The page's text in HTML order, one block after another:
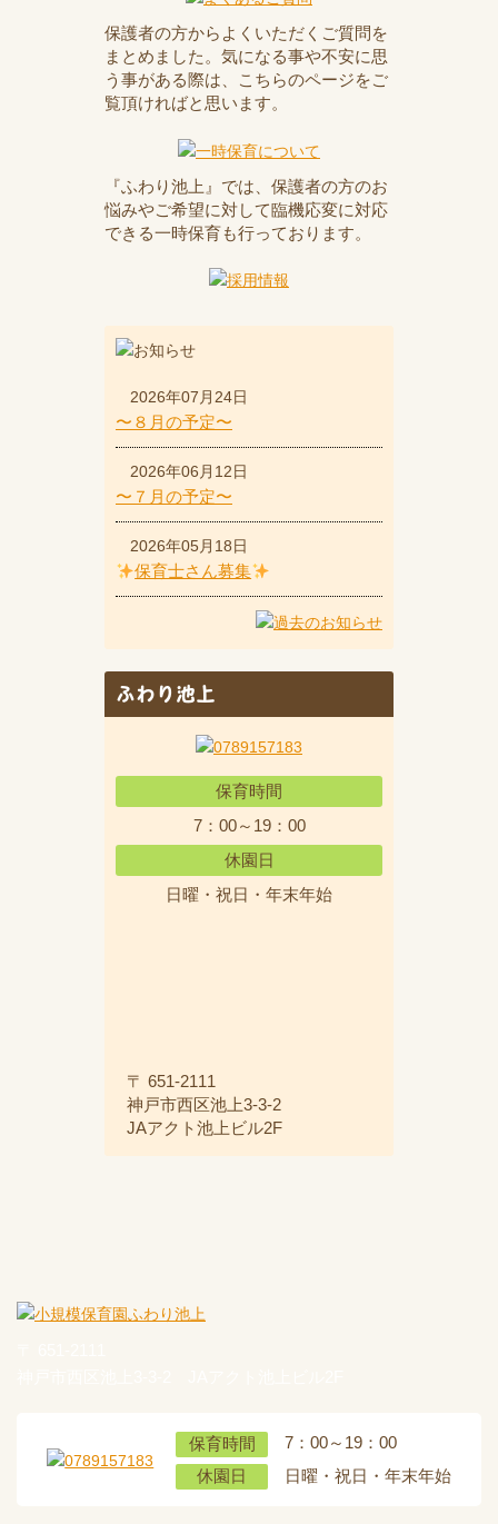
保護者の方からよくいただくご質問を
まとめました。気になる事や不安に思
う事がある際は、こちらのページをご
覧頂ければと思います。
『ふわり池上』では、保護者の方のお
悩みやご希望に対して臨機応変に対応
できる一時保育も行っております。
2026年07月24日
〜８月の予定〜
2026年06月12日
〜７月の予定〜
2026年05月18日
保育士さん募集
ふわり池上
保育時間
7：00～19：00
休園日
日曜・祝日・年末年始
〒 651-2111
神戸市西区池上3-3-2
JAアクト池上ビル2F
保育時間
7：00～19：00
休園日
日曜・祝日・年末年始